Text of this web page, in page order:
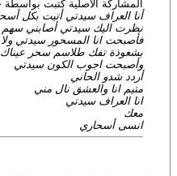
المشاركة الأصلية كتبت بواسطة
أنا العراف سيدتي أتيت بكل
نظرت اليك سيدتي أصابني سهم
فأصبحت انا المسحور سيدتي ولا
بشعوذة تفك طلاسم سحر عيناك
وأصبحت اجوب الكون سيدتي
أردد شدو الحاني
متيم انا والعشق نال مني
انا العراف سيدتي
معك
انسى أسحاري